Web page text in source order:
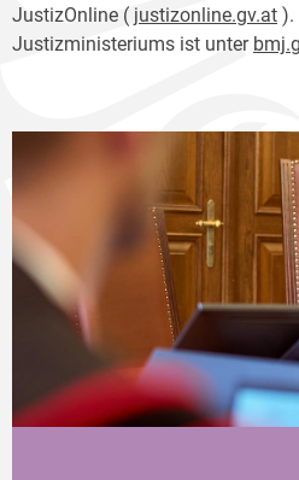
JustizOnline ( justizonline.gv.at ).
Justizministeriums ist unter